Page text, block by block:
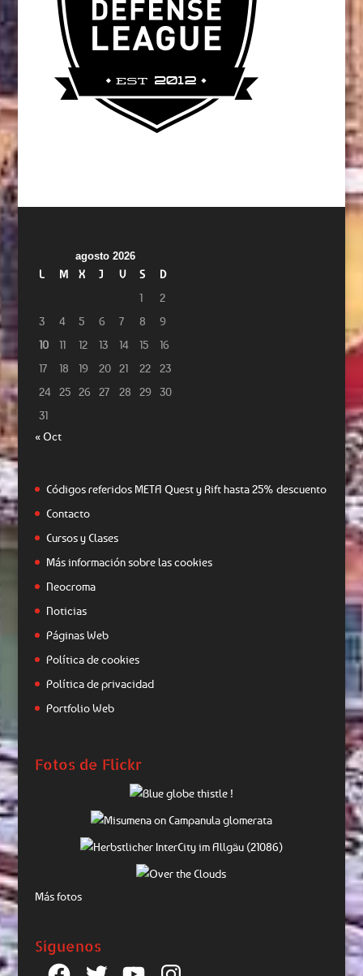
agosto 2026
L M X J V S
D
1
2
3
4 5 6 7 8
9
10
11 12 13 14 15
16
17
18 19 20 21 22
23
24
25 26 27 28 29
30
31
« Oct
Códigos referidos META Quest y Rift hasta 25% descuento
Contacto
Cursos y Clases
Más información sobre las cookies
Neocroma
Noticias
Páginas Web
Política de cookies
Política de privacidad
Portfolio Web
Fotos de Flickr
Más fotos
Síguenos
FacebookTwitter YouTubeInstagram